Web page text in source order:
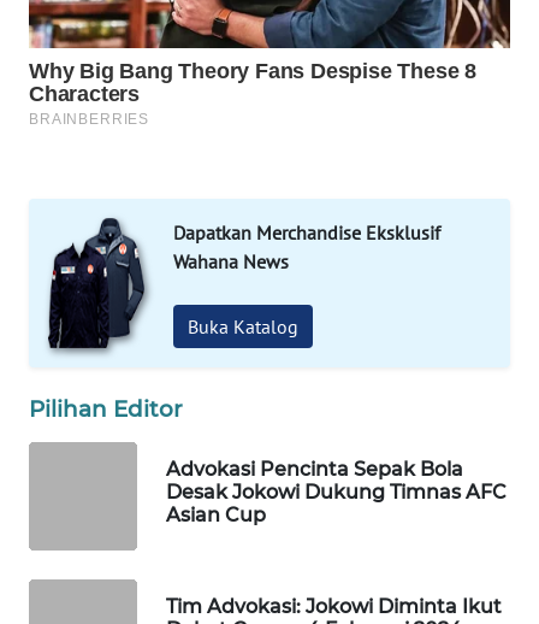
Dapatkan Merchandise Eksklusif
Wahana News
Buka Katalog
Pilihan Editor
Advokasi Pencinta Sepak Bola
Desak Jokowi Dukung Timnas AFC
Asian Cup
Tim Advokasi: Jokowi Diminta Ikut
WAHANANEWS
NET
WAHANA
UMKM
WAHANA
SELEB
WAHANA
WAHANA